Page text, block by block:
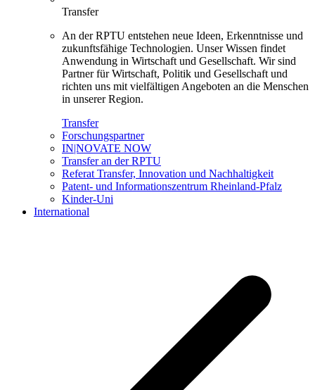
Transfer
An der RPTU entstehen neue Ideen, Erkenntnisse und
zukunftsfähige Technologien. Unser Wissen findet
Anwendung in Wirtschaft und Gesellschaft. Wir sind
Partner für Wirtschaft, Politik und Gesellschaft und
richten uns mit vielfältigen Angeboten an die Menschen
in unserer Region.
Transfer
Forschungspartner
IN|NOVATE NOW
Transfer an der RPTU
Referat Transfer, Innovation und Nachhaltigkeit
Patent- und Informationszentrum Rheinland-Pfalz
Kinder-Uni
International